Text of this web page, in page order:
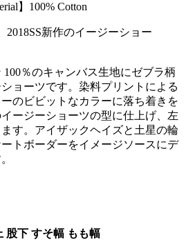
】100% Cotton
新作のイージーショー
％のキャンバス生地にゼブラ柄
ョーツです。染料プリントによる
のビビットなカラーに落ち着きを
ージーショーツの型に仕上げ、左
す。アイザックヘイズと土星の輪
トボーダーをイメージソースにデ
股下 すそ幅 もも幅